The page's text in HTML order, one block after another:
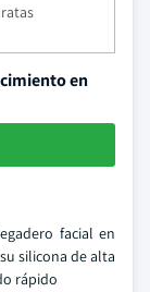
en
facial en
silicona de alta
rápido